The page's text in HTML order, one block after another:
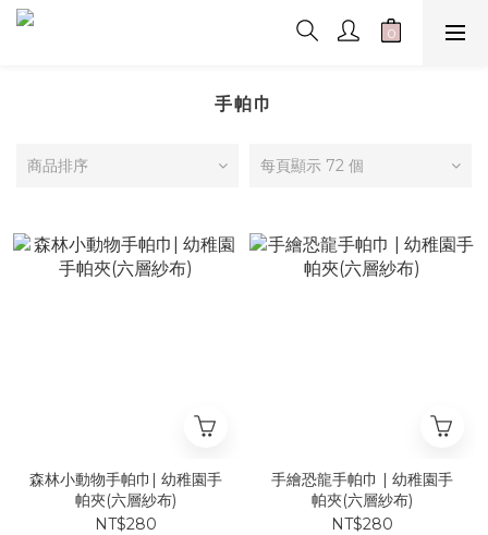
手帕巾
商品排序 每頁顯示 72 個
森林小動物手帕巾| 幼稚園手
帕夾(六層紗布)
NT$280
手繪恐龍手帕巾 | 幼稚園手
帕夾(六層紗布)
NT$280